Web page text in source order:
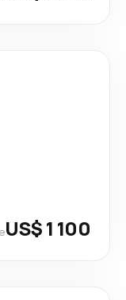
US$ 1 100